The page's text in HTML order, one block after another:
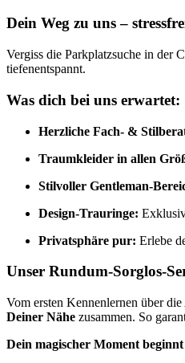
Dein Weg zu uns –
Vergiss die Parkplatzsuche in der
tiefenentspannt.
Was dich bei uns erwartet:
Herzliche Fach- &
Traumkleider in allen
Stilvoller Gentleman-
Design-Trauringe:
Privatsphäre pur: Erlebe
Unser Rundum-Sorglos-
Vom ersten Kennenlernen über
Deiner Nähe zusammen. So
Dein magischer Moment